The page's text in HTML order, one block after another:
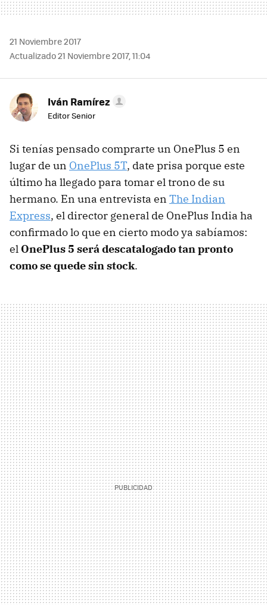
21 Noviembre 2017
Actualizado 21 Noviembre 2017, 11:04
Iván Ramírez
Editor Senior
Si tenías pensado comprarte un OnePlus 5 en
lugar de un OnePlus 5T, date prisa porque este
último ha llegado para tomar el trono de su
hermano. En una entrevista en The Indian
Express, el director general de OnePlus India ha
confirmado lo que en cierto modo ya sabíamos:
el OnePlus 5 será descatalogado tan pronto
como se quede sin stock.